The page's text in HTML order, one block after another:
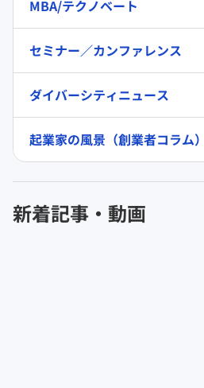
MBA/テクノベート
セミナー／カンファレンス
ダイバーシティニュース
起業家の風景（創業者コラム）
新着記事・動画